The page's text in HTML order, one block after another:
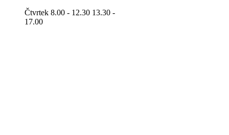
Čtvrtek 8.00 - 12.30 13.30 -
17.00